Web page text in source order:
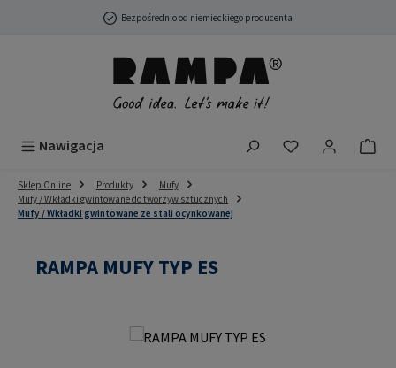
Przejdź do głównej zawartościBezpośrednio od niemieckiego producenta
Nawigacja Masz 0
Sklep Online Produkty
Mufy
Mufy / Wkładki gwintowane do tworzyw sztucznych
Mufy / Wkładki gwintowane ze stali ocynkowanej
RAMPA MUFY TYP ES
Pomiń galerię zdjęć